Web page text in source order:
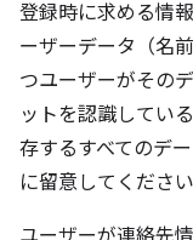
登録時に求める情
ーザーデータ（名
つユーザーがその
ットを認識してい
存するすべてのデ
に留意してください